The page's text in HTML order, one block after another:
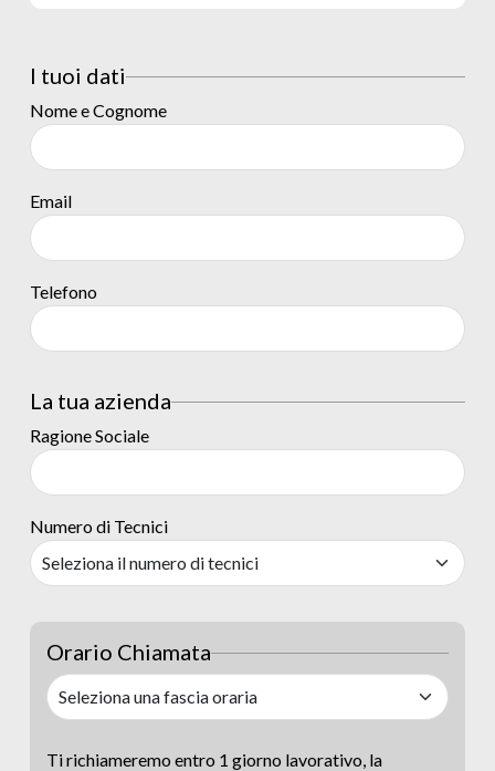
I tuoi dati
Nome e Cognome
Email
Telefono
La tua azienda
Ragione Sociale
Numero di Tecnici
Orario Chiamata
Ti richiameremo entro 1 giorno lavorativo, la